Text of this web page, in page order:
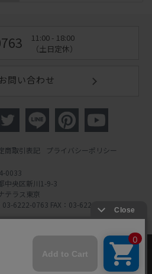
11:00 - 18:00
（土日定休）
お問い合わせ
商取引表記 プライバシーポリシー
0033
中央区新川1-9-3
テラス東京
03-6222-0763 FAX：03-6222-0762
Partners Co., Ltd.
により良いサービス
利用しています。